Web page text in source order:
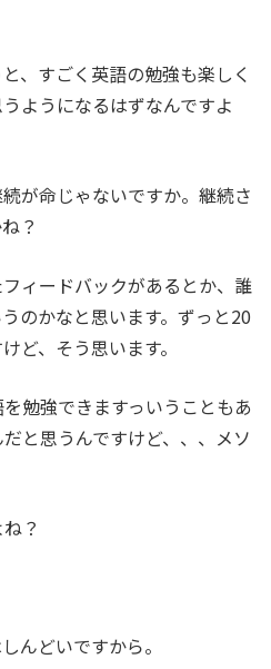
、すごく英語の勉強も楽しく
ようになるはずなんですよ
が命じゃないですか。継続さ
？
ィードバックがあるとか、誰
のかなと思います。ずっと20
ど、そう思います。
勉強できますっいうこともあ
と思うんですけど、、、メソ
？
んどいですから。